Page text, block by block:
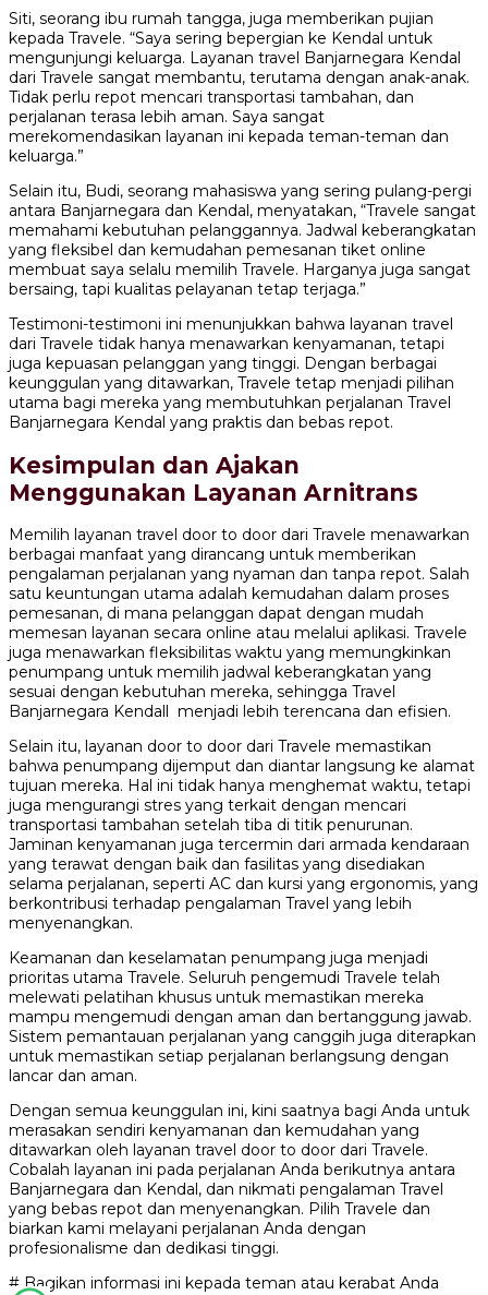
Siti, seorang ibu rumah tangga, juga memberikan pujian
kepada Travele. “Saya sering bepergian ke Kendal untuk
mengunjungi keluarga. Layanan travel Banjarnegara Kendal
dari Travele sangat membantu, terutama dengan anak-anak.
Tidak perlu repot mencari transportasi tambahan, dan
perjalanan terasa lebih aman. Saya sangat
merekomendasikan layanan ini kepada teman-teman dan
keluarga.”
Selain itu, Budi, seorang mahasiswa yang sering pulang-pergi
antara Banjarnegara dan Kendal, menyatakan, “Travele sangat
memahami kebutuhan pelanggannya. Jadwal keberangkatan
yang fleksibel dan kemudahan pemesanan tiket online
membuat saya selalu memilih Travele. Harganya juga sangat
bersaing, tapi kualitas pelayanan tetap terjaga.”
Testimoni-testimoni ini menunjukkan bahwa layanan travel
dari Travele tidak hanya menawarkan kenyamanan, tetapi
juga kepuasan pelanggan yang tinggi. Dengan berbagai
keunggulan yang ditawarkan, Travele tetap menjadi pilihan
utama bagi mereka yang membutuhkan perjalanan Travel
Banjarnegara Kendal yang praktis dan bebas repot.
Kesimpulan dan Ajakan
Menggunakan Layanan Arnitrans
Memilih layanan travel door to door dari Travele menawarkan
berbagai manfaat yang dirancang untuk memberikan
pengalaman perjalanan yang nyaman dan tanpa repot. Salah
satu keuntungan utama adalah kemudahan dalam proses
pemesanan, di mana pelanggan dapat dengan mudah
memesan layanan secara online atau melalui aplikasi. Travele
juga menawarkan fleksibilitas waktu yang memungkinkan
penumpang untuk memilih jadwal keberangkatan yang
sesuai dengan kebutuhan mereka, sehingga Travel
Banjarnegara Kendall menjadi lebih terencana dan efisien.
Selain itu, layanan door to door dari Travele memastikan
bahwa penumpang dijemput dan diantar langsung ke alamat
tujuan mereka. Hal ini tidak hanya menghemat waktu, tetapi
juga mengurangi stres yang terkait dengan mencari
transportasi tambahan setelah tiba di titik penurunan.
Jaminan kenyamanan juga tercermin dari armada kendaraan
yang terawat dengan baik dan fasilitas yang disediakan
selama perjalanan, seperti AC dan kursi yang ergonomis, yang
berkontribusi terhadap pengalaman Travel yang lebih
menyenangkan.
Keamanan dan keselamatan penumpang juga menjadi
prioritas utama Travele. Seluruh pengemudi Travele telah
melewati pelatihan khusus untuk memastikan mereka
mampu mengemudi dengan aman dan bertanggung jawab.
Sistem pemantauan perjalanan yang canggih juga diterapkan
untuk memastikan setiap perjalanan berlangsung dengan
lancar dan aman.
Dengan semua keunggulan ini, kini saatnya bagi Anda untuk
merasakan sendiri kenyamanan dan kemudahan yang
ditawarkan oleh layanan travel door to door dari Travele.
Cobalah layanan ini pada perjalanan Anda berikutnya antara
Banjarnegara dan Kendal, dan nikmati pengalaman Travel
yang bebas repot dan menyenangkan. Pilih Travele dan
biarkan kami melayani perjalanan Anda dengan
profesionalisme dan dedikasi tinggi.
# Bagikan informasi ini kepada teman atau kerabat Anda